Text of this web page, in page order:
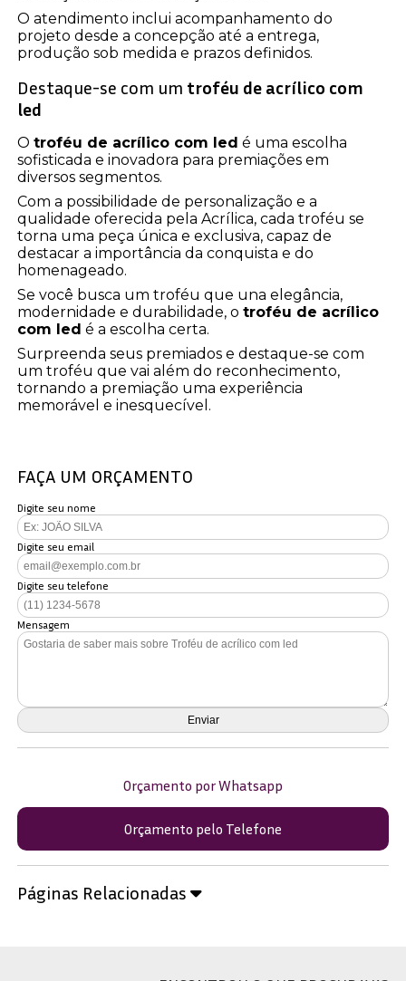
O atendimento inclui acompanhamento do
projeto desde a concepção até a entrega,
produção sob medida e prazos definidos.
Destaque-se com um troféu de acrílico com
led
Otroféu de acrílico com led é uma escolha
sofisticada e inovadora para premiações em
diversos segmentos.
Com a possibilidade de personalização e a
qualidade oferecida pela Acrílica, cada troféu se
torna uma peça única e exclusiva, capaz de
destacar a importância da conquista e do
homenageado.
Se você busca um troféu que una elegância,
modernidade e durabilidade, otroféu de acrílico
com led é a escolha certa.
Surpreenda seus premiados e destaque-se com
um troféu que vai além do reconhecimento,
tornando a premiação uma experiência
memorável e inesquecível.
FAÇA UM ORÇAMENTO
Digite seu nome
Digite seu email
Digite seu telefone
Mensagem
Orçamento por Whatsapp
Orçamento pelo Telefone
Páginas Relacionadas